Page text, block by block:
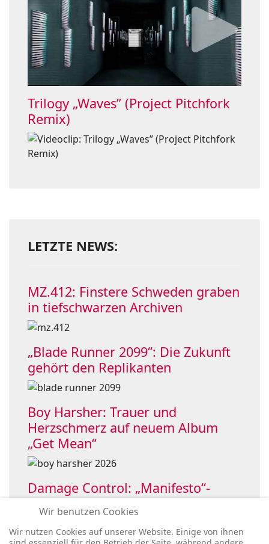
Trilogy „Waves” (Project Pitchfork
Remix)
LETZTE NEWS:
MZ.412: Finstere Schweden graben
in tiefschwarzen Archiven
„Blade Runner 2099“: Die Zukunft
gehört den Replikanten
Boy Harsher: Trauer und
Herzschmerz auf neuem Album
„Get Mean“
Damage Control: „Manifesto“-
Single holt OHMElectronic ins Boot
Wir benutzen Cookies
Wir nutzen Cookies auf unserer Website. Einige von ihnen